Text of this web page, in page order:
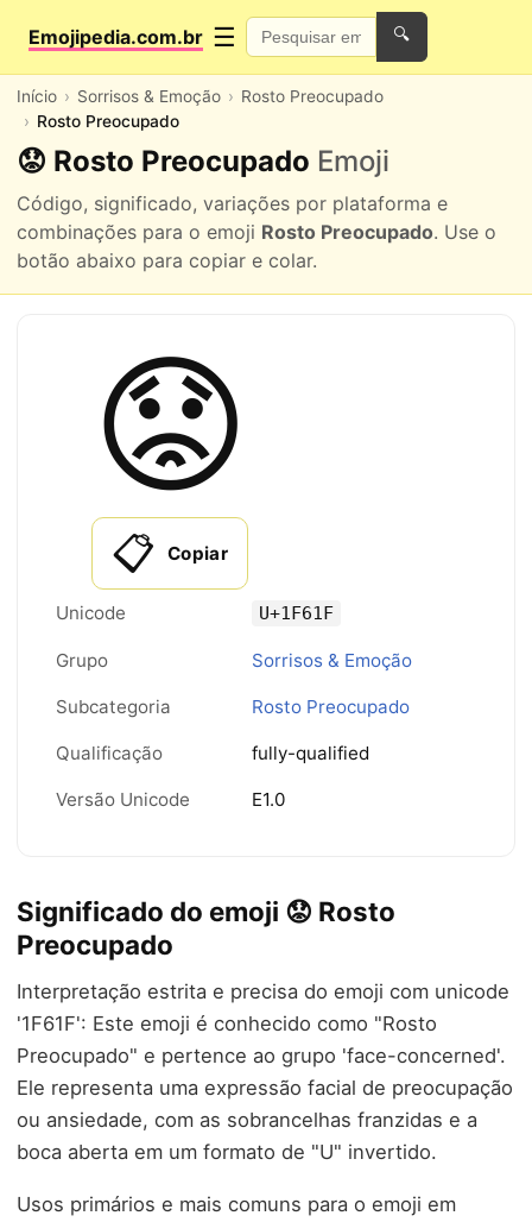
Emojipedia.com.br ☰ 🔍
Início Sorrisos & Emoção
Rosto Preocupado
Rosto Preocupado
😟 Rosto Preocupado Emoji
Código, significado, variações por plataforma e
combinações para o emoji Rosto Preocupado. Use o
botão abaixo para copiar e colar.
😟
📋 Copiar
Unicode U+1F61F
Grupo Sorrisos & Emoção
Subcategoria Rosto Preocupado
Qualificação fully-qualified
Versão Unicode E1.0
Significado do emoji 😟 Rosto
Preocupado
Interpretação estrita e precisa do emoji com unicode
'1F61F': Este emoji é conhecido como "Rosto
Preocupado" e pertence ao grupo 'face-concerned'.
Ele representa uma expressão facial de preocupação
ou ansiedade, com as sobrancelhas franzidas e a
boca aberta em um formato de "U" invertido.
Usos primários e mais comuns para o emoji em